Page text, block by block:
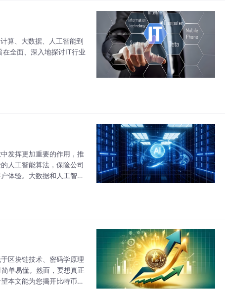
算、大数据、人工智能到
全面、深入地探讨IT行业
发挥更加重要的作用，推
人工智能算法，保险公司
体验。大数据和人工智能
区块链技术、密码学原理
单易懂。然而，要想真正
本文能为您揭开比特币背